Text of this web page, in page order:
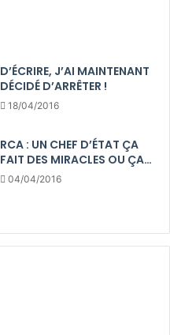
D’ÉCRIRE, J’AI MAINTENANT
DÉCIDÉ D’ARRÊTER !
18/04/2016
RCA : UN CHEF D’ÉTAT ÇA
FAIT DES MIRACLES OU ÇA…
04/04/2016